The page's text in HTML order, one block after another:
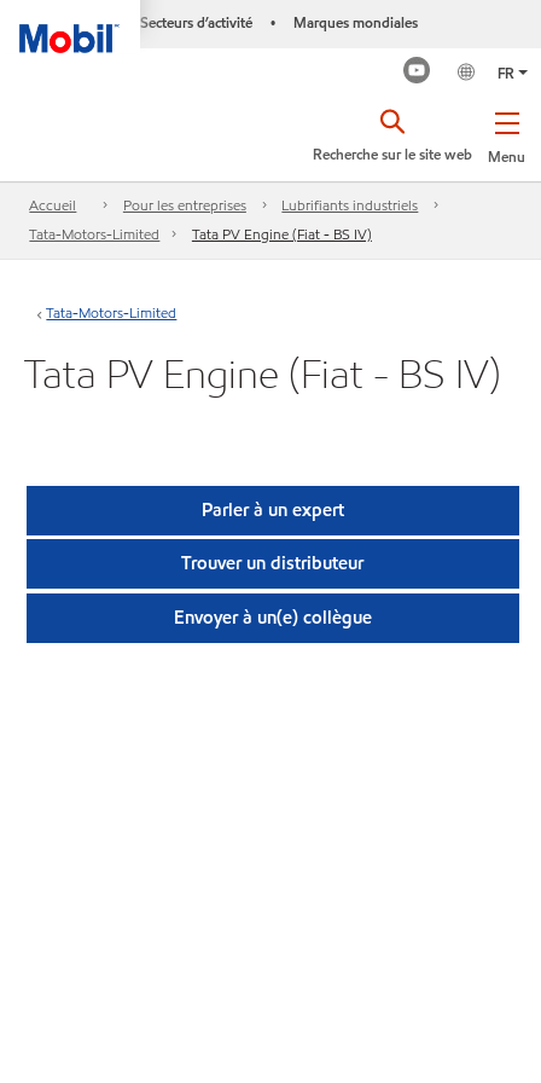
Secteurs d’activité • Marques mondiales
FR
Menu
Recherche sur le site web
Accueil Pour les entreprises
Lubrifiants industriels
Tata-Motors-Limited
Tata PV Engine (Fiat - BS IV)
Tata-Motors-Limited
Tata PV Engine (Fiat - BS IV)
Parler à un expert
Trouver un distributeur
Envoyer à un(e) collègue